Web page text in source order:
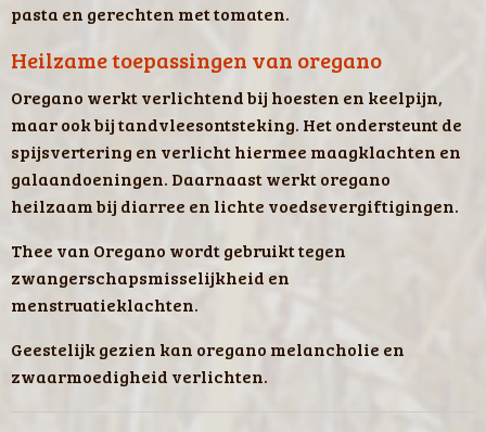
pasta en gerechten met tomaten.
Heilzame toepassingen van oregano
Oregano werkt verlichtend bij hoesten en keelpijn,
maar ook bij tandvleesontsteking. Het ondersteunt de
spijsvertering en verlicht hiermee maagklachten en
galaandoeningen. Daarnaast werkt oregano
heilzaam bij diarree en lichte voedsevergiftigingen.
Thee van Oregano wordt gebruikt tegen
zwangerschapsmisselijkheid en
menstruatieklachten.
Geestelijk gezien kan oregano melancholie en
zwaarmoedigheid verlichten.